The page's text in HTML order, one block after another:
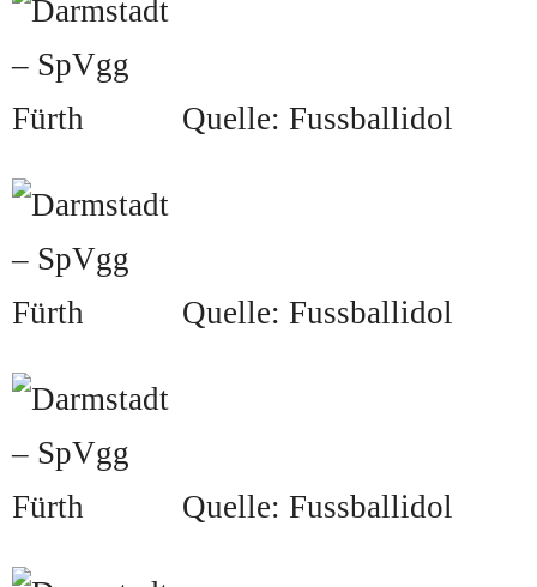
Quelle: Fussballidol
Quelle: Fussballidol
Quelle: Fussballidol